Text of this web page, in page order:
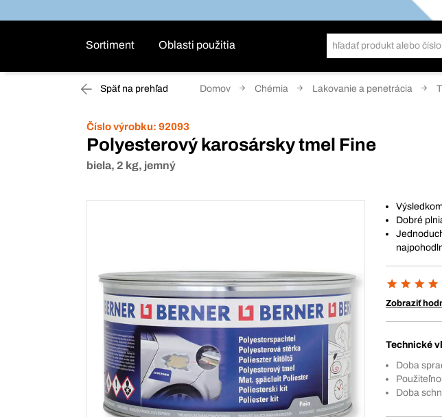
Sortiment Oblasti použitia
Späť na prehľad Domov Chémia Lakovanie a penetrácia
Číslo výrobku: 92093
Polyesterový karosársky tmel Fine
biela, 2 kg, jemný
Dobré
Zobraziť
Technické
Doba
Doba